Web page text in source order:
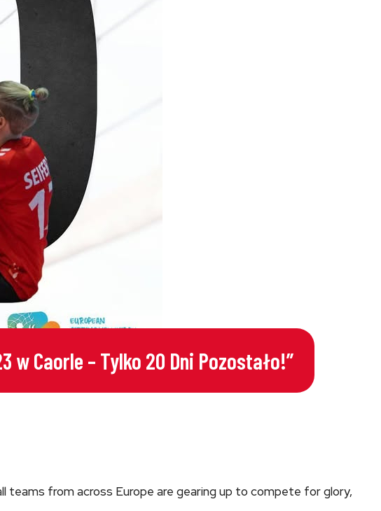
w Caorle – Tylko 20 Dni Pozostało!”
from across Europe are gearing up to compete for glory,